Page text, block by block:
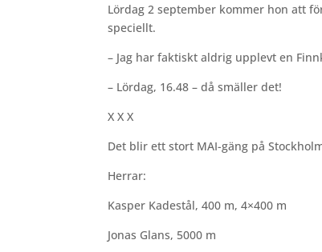
Lördag 2 september kommer hon att
speciellt.
– Jag har faktiskt aldrig upplevt en
– Lördag, 16.48 – då smäller det!
X X X
Det blir ett stort MAI-gäng på
Herrar:
Kasper Kadestål, 400 m, 4×400 m
Jonas Glans, 5000 m